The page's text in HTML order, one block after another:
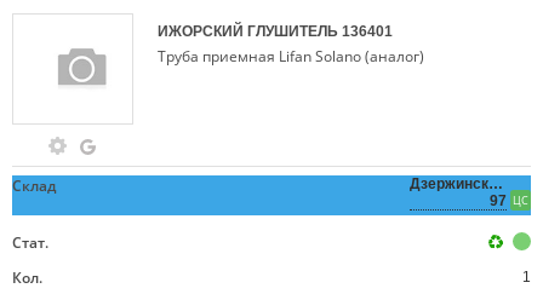
ИЖОРСКИЙ ГЛУШИТЕЛЬ 136401
Труба приемная Lifan Solano (аналог)
Склад
Дзержинского,
97 ЦС
Стат.
Кол.
1